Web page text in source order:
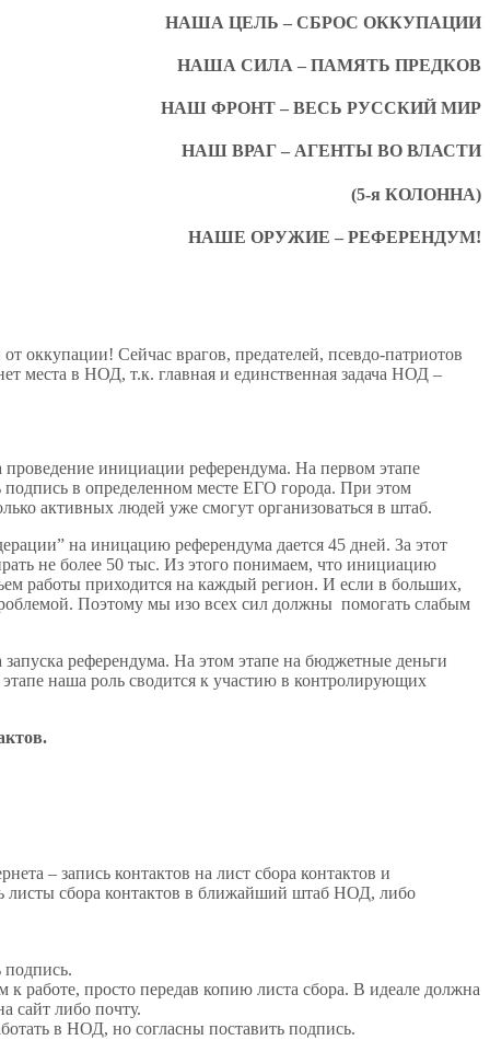
НАША ЦЕЛЬ – СБРОС ОККУПАЦИИ
НАША СИЛА – ПАМЯТЬ ПРЕДКОВ
НАШ ФРОНТ – ВЕСЬ РУССКИЙ МИР
НАШ ВРАГ – АГЕНТЫ ВО ВЛАСТИ
(5-я КОЛОННА)
НАШЕ ОРУЖИЕ – РЕФЕРЕНДУМ!
оккупации! Сейчас врагов, предателей, псевдо-патриотов
в НОД, т.к. главная и единственная задача НОД –
проведение инициации референдума. На первом этапе
в определенном месте ЕГО города. При этом
активных людей уже смогут организоваться в штаб.
на иницацию референдума дается 45 дней. За этот
не более 50 тыс. Из этого понимаем, что инициацию
работы приходится на каждый регион. И если в больших,
Поэтому мы изо всех сил должны помогать слабым
референдума. На этом этапе на бюджетные деньги
наша роль сводится к участию в контролирующих
– запись контактов на лист сбора контактов и
листы сбора контактов в ближайший штаб НОД, либо
к работе, просто передав копию листа сбора. В идеале должна
сайт либо почту.
в НОД, но согласны поставить подпись.